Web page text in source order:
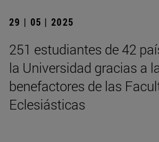
29 | 05 | 2025
251 estudiantes de 42
la Universidad gracias a
benefactores de las
Eclesiásticas